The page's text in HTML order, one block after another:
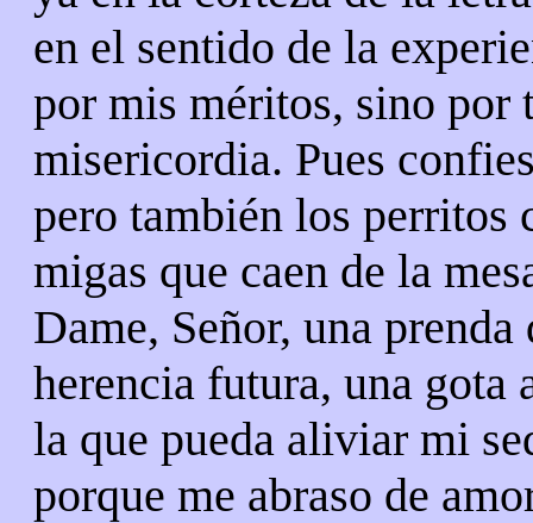
en el sentido de la
por mis méritos, sino por
misericordia. Pues
pero también los perritos
migas que caen de la
Dame, Señor, una prenda
herencia futura, una gota
la que pueda aliviar mi
porque me abraso de